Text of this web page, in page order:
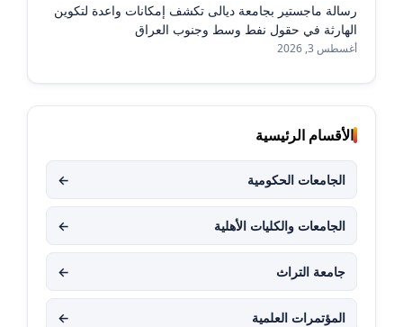
رسالة ماجستير بجامعة ديالى تكشف إمكانات واعدة لتكوين
الهارثة في حقول نفط وسط وجنوب العراق
أغسطس 3, 2026
الأقسام الرئيسية
الجامعات الحكومية ←
الجامعات والكليات الأهلية ←
جامعة التراث ←
المؤتمرات العلمية ←